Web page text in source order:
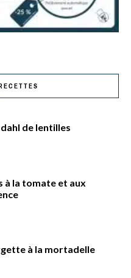
de lentilles
à la tomate et aux
à la mortadelle